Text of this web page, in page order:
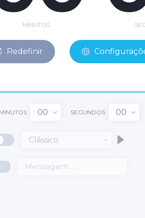
MINUTOS
Redefinir
MINUTOS 00 SEGUNDOS 00
Clássico